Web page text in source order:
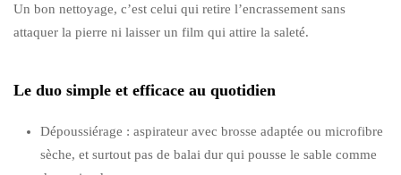
Un bon nettoyage, c’est celui qui retire l’encrassement sans
attaquer la pierre ni laisser un film qui attire la saleté.
Le duo simple et efficace au quotidien
Dépoussiérage : aspirateur avec brosse adaptée ou microfibre
sèche, et surtout pas de balai dur qui pousse le sable comme